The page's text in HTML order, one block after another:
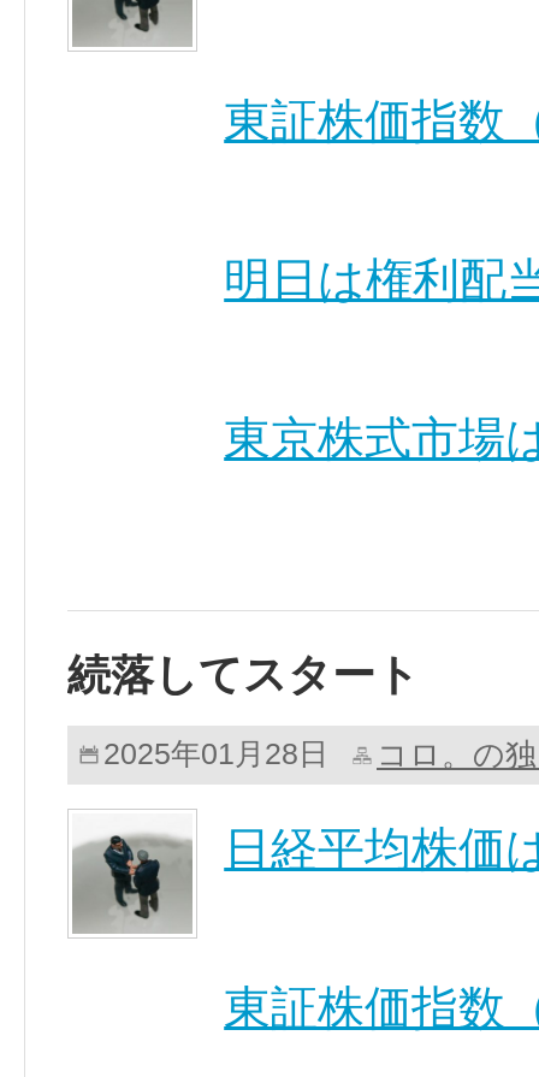
東証株価指数
明日は権利配
東京株式市
続落してスタート
2025年01月28日 コロ。の
日経平均株価
東証株価指数